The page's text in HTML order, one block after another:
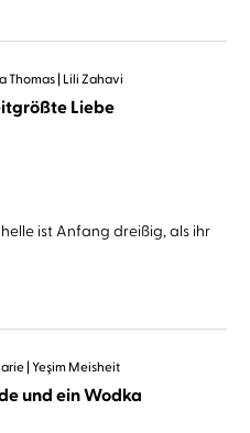
Thomas Lili Zahavi
Liebe
ist Anfang dreißig, als ihr
Yeşim Meisheit
und ein Wodka